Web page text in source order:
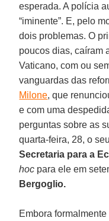
esperada. A polícia
“iminente”. E, pelo
dois problemas. O
poucos dias, caíram
Vaticano, com ou
vanguardas das
Milone, que
e com uma
perguntas sobre as
quarta-feira, 28, o
Secretaria para a
hoc para ele em
Bergoglio.
Embora